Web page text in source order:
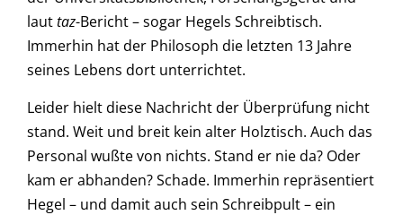
lauttaz-Bericht – sogar Hegels Schreibtisch.
Immerhin hat der Philosoph die letzten 13 Jahre
seines Lebens dort unterrichtet.
Leider hielt diese Nachricht der Überprüfung nicht
stand. Weit und breit kein alter Holztisch. Auch das
Personal wußte von nichts. Stand er nie da? Oder
kam er abhanden? Schade. Immerhin repräsentiert
Hegel – und damit auch sein Schreibpult – ein